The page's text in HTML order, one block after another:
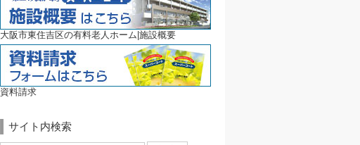
大阪市東住吉区の有料老人ホーム|施設概要
資料請求
サイト内検索